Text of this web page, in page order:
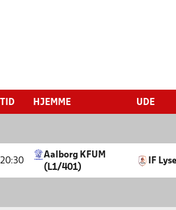
TID HJEMME UDE
20:30
Aalborg KFUM
(L1/401)
IF